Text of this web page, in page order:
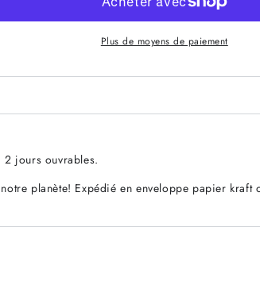
Plus de moyens de paiement
2 jours ouvrables.
planète! Expédié en enveloppe papier kraft